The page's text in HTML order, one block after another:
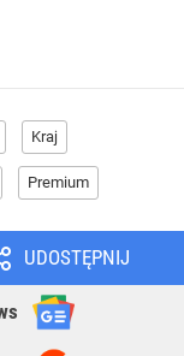
Kraj
Premium
UDOSTĘPNIJ